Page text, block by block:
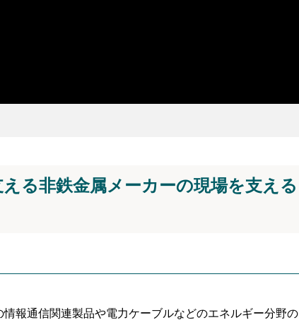
る非鉄金属メーカーの現場を支える
報通信関連製品や電力ケーブルなどのエネルギー分野の